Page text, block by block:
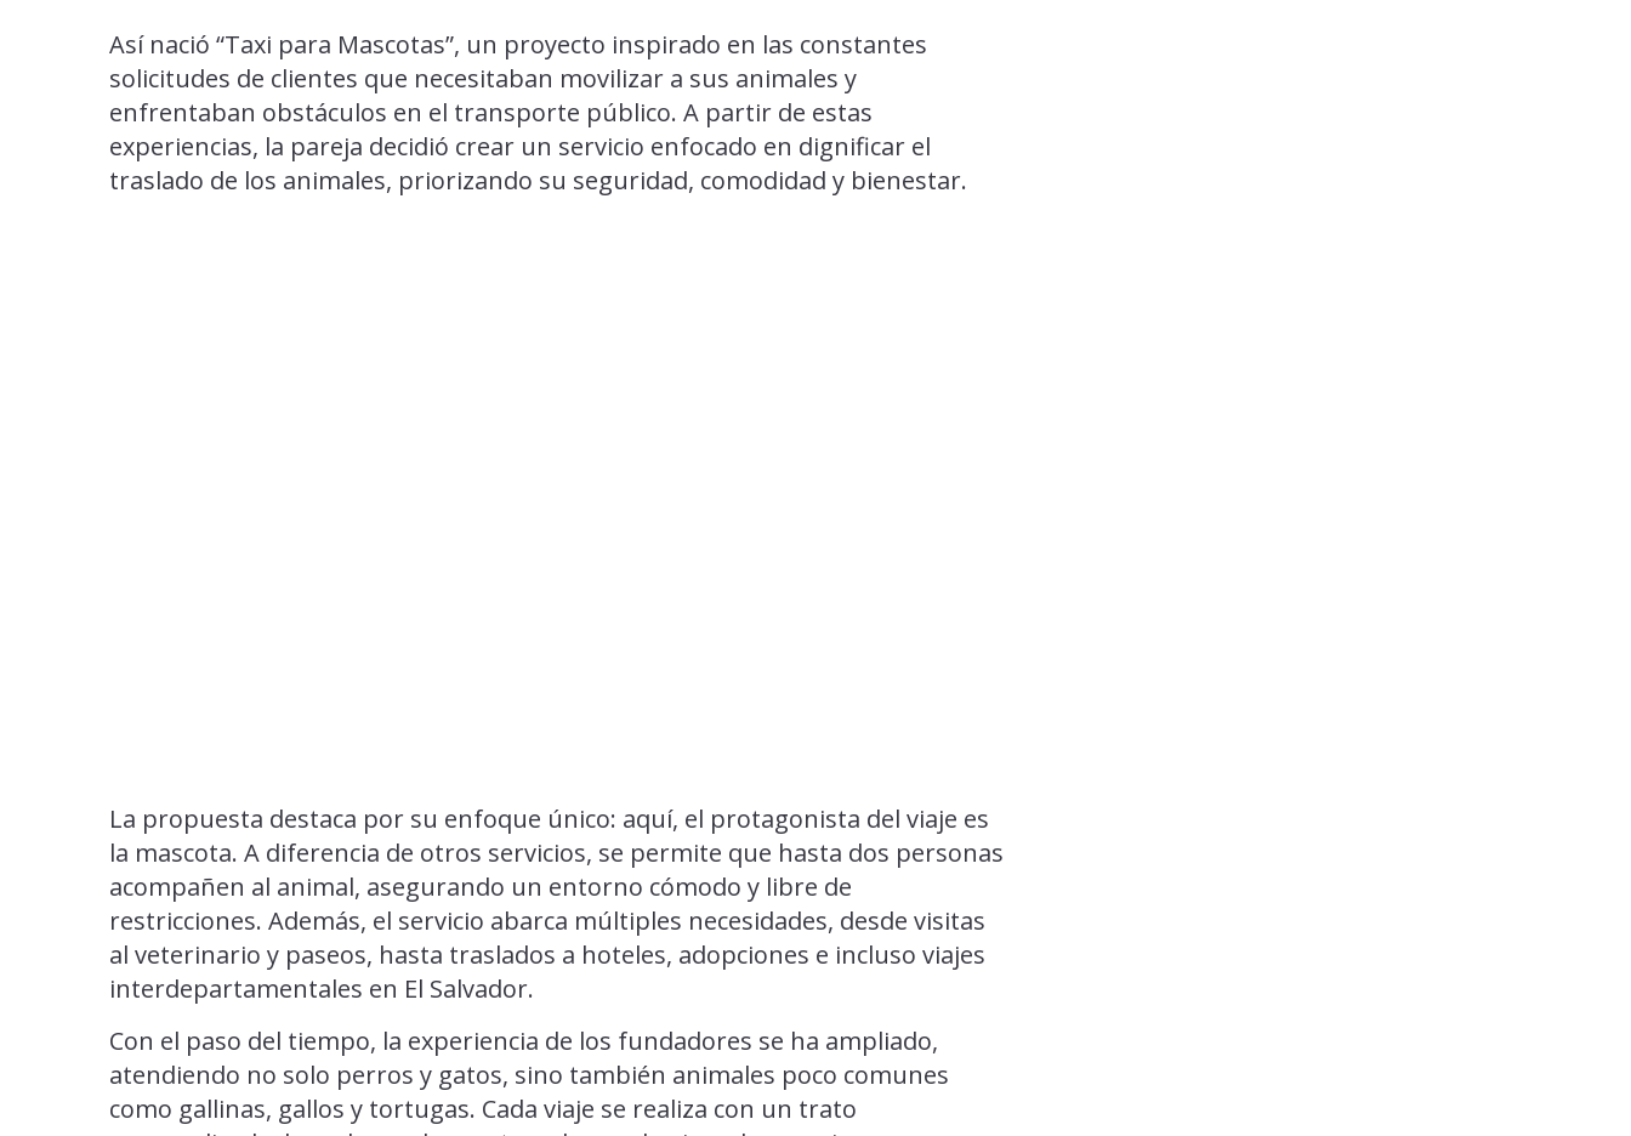
Así nació “Taxi para Mascotas”, un proyecto inspirado en las constantes
solicitudes de clientes que necesitaban movilizar a sus animales y
enfrentaban obstáculos en el transporte público. A partir de estas
experiencias, la pareja decidió crear un servicio enfocado en dignificar el
traslado de los animales, priorizando su seguridad, comodidad y bienestar.
La propuesta destaca por su enfoque único: aquí, el protagonista del viaje es
la mascota. A diferencia de otros servicios, se permite que hasta dos personas
acompañen al animal, asegurando un entorno cómodo y libre de
restricciones. Además, el servicio abarca múltiples necesidades, desde visitas
al veterinario y paseos, hasta traslados a hoteles, adopciones e incluso viajes
interdepartamentales en El Salvador.
Con el paso del tiempo, la experiencia de los fundadores se ha ampliado,
atendiendo no solo perros y gatos, sino también animales poco comunes
como gallinas, gallos y tortugas. Cada viaje se realiza con un trato